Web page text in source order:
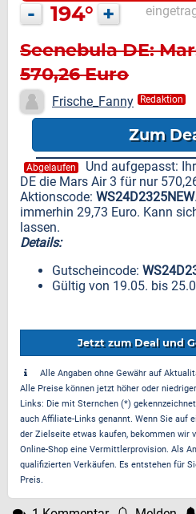
- 194° +
Seenebula DE:
570,26 Euro
Frische_Fanny Redaktion
Zum
Abgelaufen
Und aufgepasst:
DE die Mars Air 3 für nur
Aktionscode: WS24D2325NEW
immerhin 29,73 Euro. Kann
lassen.
Details:
Gutscheincode:
Gültig von 19.05. bis
Jetzt zum Deal und
Alle Angaben ohne Gewähr auf
Alle Preise können jetzt höher oder
Links: Die mit Sternchen (*)
auch Affiliate-Links genannt. Wenn Sie auf
der Zielseite etwas kaufen, bekommen wir
Online-Shop eine Vermittlerprovision. Als
qualifizierten Verkäufen. Es entstehen für
Preis.